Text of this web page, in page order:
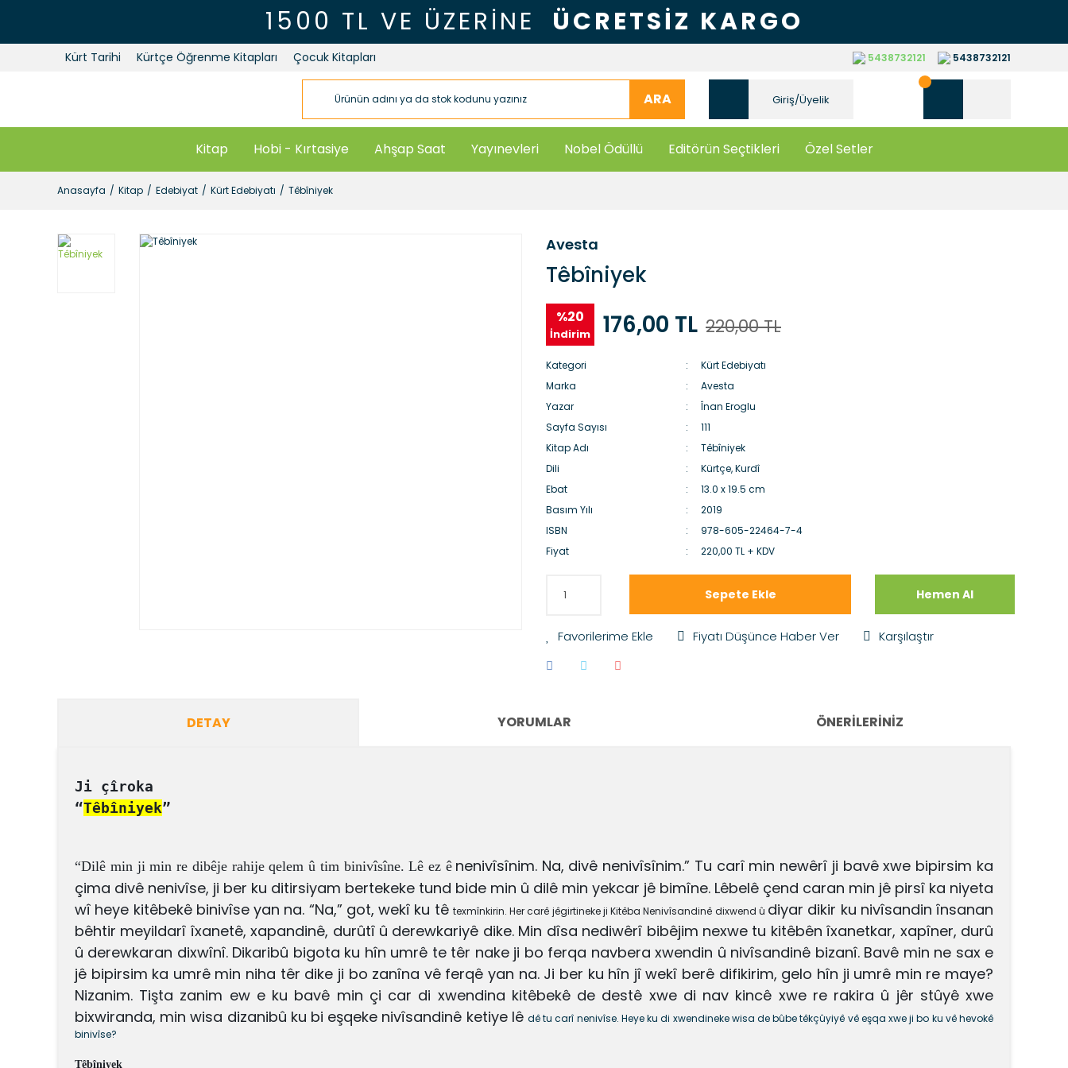
1500 TL VE ÜZERİNE ÜCRETSİZ KARGO
Kürt Tarihi Kürtçe Öğrenme Kitapları Çocuk Kitapları 5438732121 5438732121
ARA Giriş/Üyelik
Kitap Hobi - Kırtasiye Ahşap Saat Yayınevleri Nobel Ödüllü Editörün Seçtikleri Özel Setler
Anasayfa Kitap Edebiyat Kürt Edebiyatı Têbîniyek
Avesta
Têbîniyek
%20
İndirim 176,00 TL 220,00 TL
Kategori
Kürt Edebiyatı
Marka
Avesta
Yazar
Înan Eroglu
Sayfa Sayısı
111
Kitap Adı
Têbîniyek
Dili
Kürtçe, Kurdî
Ebat
13.0 x 19.5 cm
Basım Yılı
2019
ISBN
978-605-22464-7-4
Fiyat
220,00 TL + KDV
Sepete Ekle Hemen Al
Fiyatı Düşünce Haber Ver Karşılaştır
DETAY YORUMLAR ÖNERILERINIZ
Ji çîroka
“Têbîniyek”
“Dilê min ji min re dibêje rahije qelem û tim binivîsîne. Lê ez ê nenivîsînim. Na, divê nenivîsînim.” Tu carî min newêrî ji bavê xwe bipirsim ka
çima divê nenivîse, ji ber ku ditirsiyam bertekeke tund bide min û dilê min yekcar jê bimîne. Lêbelê çend caran min jê pirsî ka niyeta
wî heye kitêbekê binivîse yan na. “Na,” got, wekî ku tê texmînkirin. Her carê jêgirtineke ji Kitêba Nenivîsandinê dixwend û diyar dikir ku nivîsandin însanan
bêhtir meyildarî îxanetê, xapandinê, durûtî û derewkariyê dike. Min dîsa nediwêrî bibêjim nexwe tu kitêbênîxanetkar, xapîner, durû
û derewkaran dixwînî. Dikaribû bigota ku hîn umrê te têr nake ji bo ferqa navbera xwendin û nivîsandinê bizanî. Bavê min ne sax e
jê bipirsim ka umrê min niha têr dike ji bo zanîna vê ferqê yan na. Ji ber ku hîn jî wekî berê difikirim, gelo hîn ji umrê min re maye?
Nizanim. Tişta zanim ew e ku bavê min çi car di xwendina kitêbekê de destê xwe di nav kincê xwe re rakira û jêr stûyê xwe
bixwiranda, min wisa dizanibû ku bi eşqeke nivîsandinê ketiye lêdê tu carî nenivîse. Heye ku di xwendineke wisa de bûbe têkçûyiyê vê eşqa xwe ji bo ku vê hevokê
binivîse?
Têbîniyek